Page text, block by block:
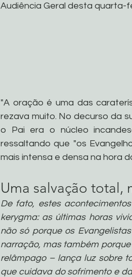
Audiência Geral desta quarta-
"A oração é uma das
rezava muito. No decurso da
o Pai era o núcleo
ressaltando que "os
mais intensa e densa na hora
Uma salvação total,
De fato, estes
kerygma: as últimas horas
não só porque os
narração, mas também
relâmpago – lança luz sobre
que cuidava do sofrimento e